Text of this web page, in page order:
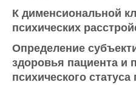
К дименсиональной
психических
Определение
здоровья пациента и
психического